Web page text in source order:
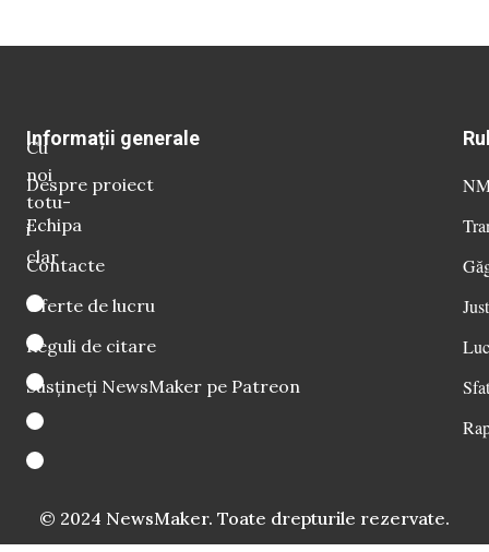
Cu
noi
totu-
i
clar
Informații generale
Despre proiect
Echipa
Contacte
Oferte de lucru
Reguli de citare
Susțineți NewsMaker pe Patreon
© 2024 NewsMaker. Toate drepturile rezervate.